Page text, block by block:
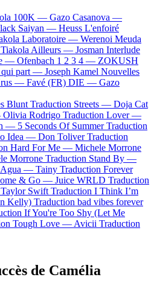
100K — Gazo Casanova —
Saiyan — Heuss L'enfoiré
Laboratoire — Werenoi Meuda
Ailleurs — Josman Interlude
— Ofenbach 1 2 3 4 — ZOKUSH
qui part — Joseph Kamel Nouvelles
— Favé (FR) DIE — Gazo
Blunt Traduction Streets — Doja Cat
Olivia Rodrigo Traduction Lover —
— 5 Seconds Of Summer Traduction
Idea — Don Toliver Traduction
Hard For Me — Michele Morrone
Morrone Traduction Stand By —
Agua — Tainy Traduction Forever
& Go — Juice WRLD Traduction
Taylor Swift Traduction I Think I’m
Kelly) Traduction bad vibes forever
If You're Too Shy (Let Me
Tough Love — Avicii Traduction
de Camélia